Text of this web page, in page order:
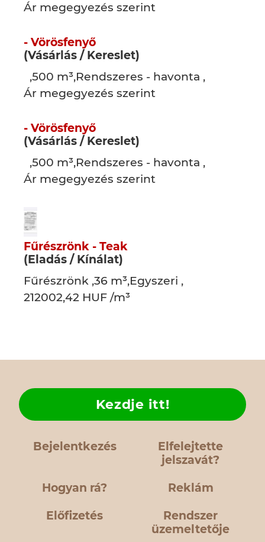
Ár megegyezés szerint
- Vörösfenyő
(Vásárlás / Kereslet)
,500 m³,Rendszeres - havonta ,
Ár megegyezés szerint
- Vörösfenyő
(Vásárlás / Kereslet)
,500 m³,Rendszeres - havonta ,
Ár megegyezés szerint
Fűrészrönk - Teak
(Eladás / Kínálat)
Fűrészrönk ,36 m³,Egyszeri ,
212002,42 HUF /m³
Bejelentkezés
Elfelejtette
jelszavát?
Hogyan rá?
Kezdje itt!
Reklám
Előfizetés
Rendszer
üzemeltetője